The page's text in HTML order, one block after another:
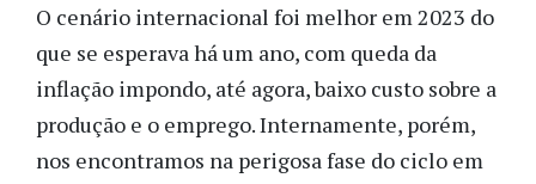
O cenário internacional foi melhor em 2023 do
que se esperava há um ano, com queda da
inflação impondo, até agora, baixo custo sobre a
produção e o emprego. Internamente, porém,
nos encontramos na perigosa fase do ciclo em